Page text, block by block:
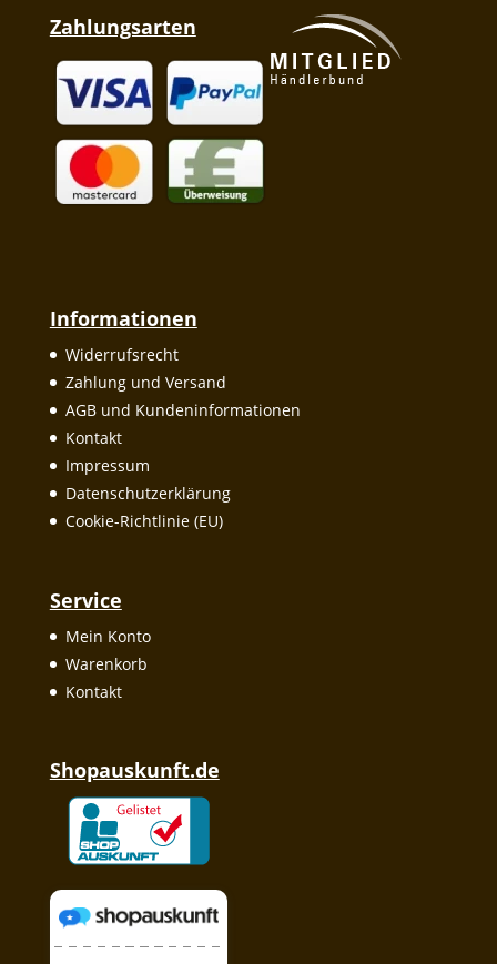
Zahlungsarten
Informationen
Widerrufsrecht
Zahlung und Versand
AGB und Kundeninformationen
Kontakt
Impressum
Datenschutzerklärung
Cookie-Richtlinie (EU)
Service
Mein Konto
Warenkorb
Kontakt
Shopauskunft.de